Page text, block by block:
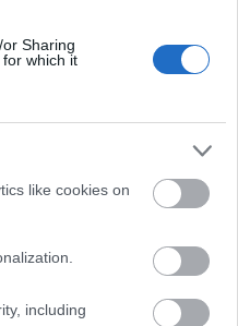
Sharing
which it
like cookies on
including